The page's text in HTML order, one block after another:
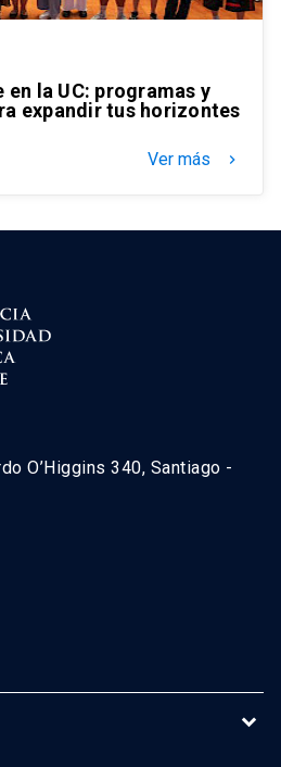
la UC: programas y
expandir tus horizontes
Ver más keyboard_arrow_right
O’Higgins 340, Santiago -